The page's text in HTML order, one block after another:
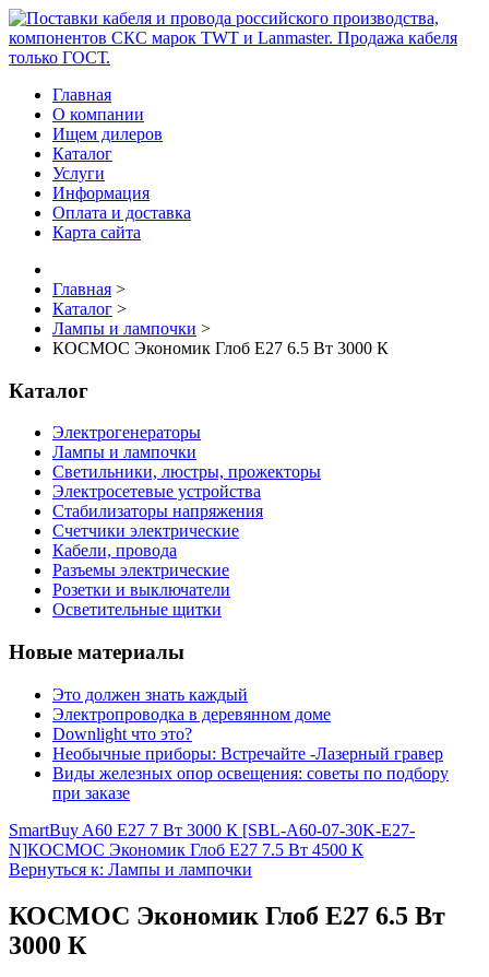
Главная
О компании
Ищем дилеров
Каталог
Услуги
Информация
Оплата и доставка
Карта сайта
Главная >
Каталог >
Лампы и лампочки >
КОСМОС Экономик Глоб Е27 6.5 Вт 3000 К
Каталог
Электрогенераторы
Лампы и лампочки
Светильники, люстры, прожекторы
Электросетевые устройства
Стабилизаторы напряжения
Счетчики электрические
Кабели, провода
Разъемы электрические
Розетки и выключатели
Осветительные щитки
Новые материалы
Это должен знать каждый
Электропроводка в деревянном доме
Downlight что это?
Необычные приборы: Встречайте -Лазерный гравер
Виды железных опор освещения: советы по подбору
при заказе
SmartBuy A60 E27 7 Вт 3000 К [SBL-A60-07-30K-E27-
N]КОСМОС Экономик Глоб Е27 7.5 Вт 4500 К
Вернуться к: Лампы и лампочки
КОСМОС Экономик Глоб Е27 6.5 Вт
3000 К